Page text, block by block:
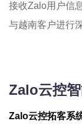
接收Zalo用户信
与越南客户进行
Zalo云控
Zalo云控拓客系